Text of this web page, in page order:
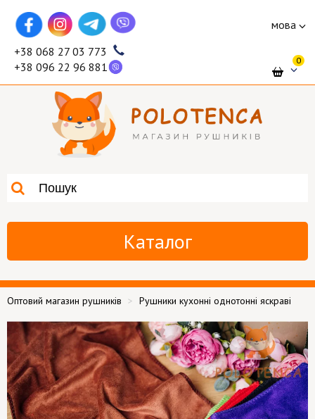
мова
+38 068 27 03 773
+38 096 22 96 881
0
Каталог
Оптовий магазин рушників Рушники кухонні однотонні яскраві